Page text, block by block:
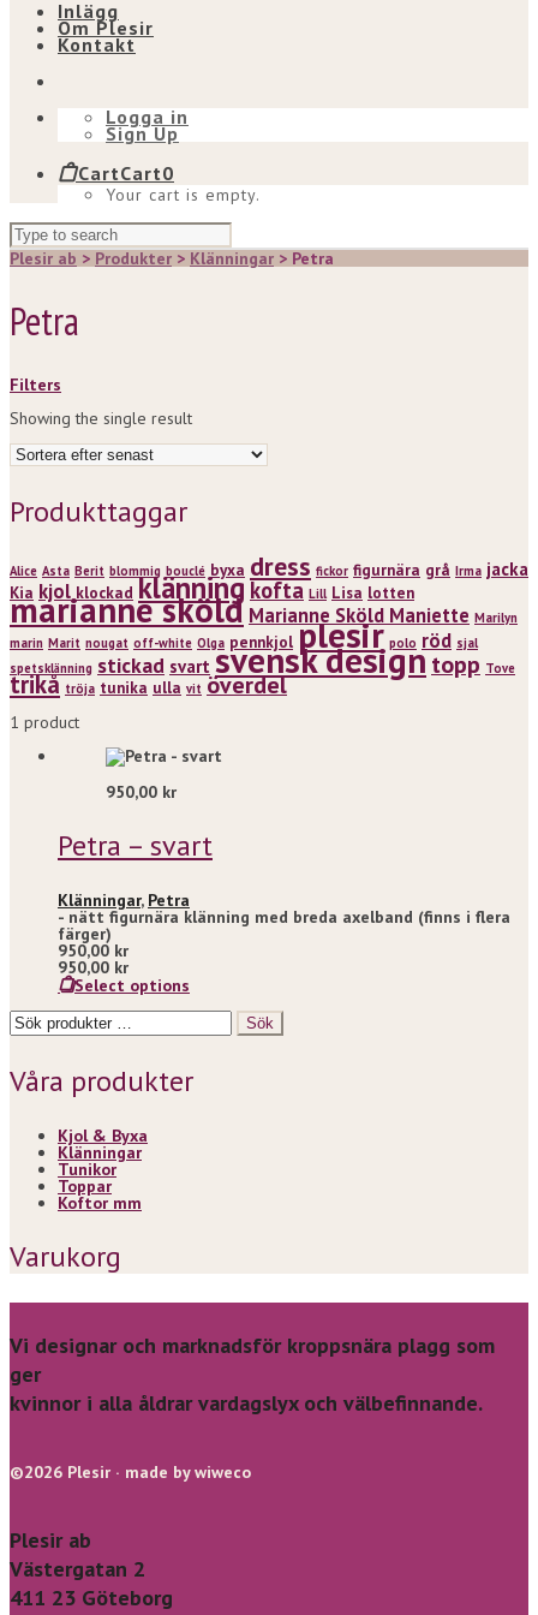
Inlägg
Om Plesir
Kontakt
Logga in
Sign Up
CartCart0
Your cart is empty.
Plesir ab > Produkter > Klänningar > Petra
Petra
Filters
Showing the single result
Produkttaggar
Alice Asta Berit blommig bouclé byxa dress fickor figurnära grå Irma jacka
Kia kjol klockad klänningkofta Lill Lisa lotten
marianne sköld Marianne Sköld Maniette Marilyn
marin Marit nougat off-white Olga pennkjol plesir polo röd sjal
spetsklänning stickad svart svensk design topp Tove
trikå tröja tunika ulla vit överdel
1 product
950,00 kr
Petra – svart
Klänningar, Petra
- nätt figurnära klänning med breda axelband (finns i flera
färger)
950,00 kr
950,00 kr
Select options
Sök
efter:
Sök
Våra produkter
Kjol & Byxa
Klänningar
Tunikor
Toppar
Koftor mm
Varukorg
Vi designar och marknadsför kroppsnära plagg som
ger
kvinnor i alla åldrar vardagslyx och välbefinnande.
©2026 Plesir · made by wiweco
Plesir ab
Västergatan 2
411 23 Göteborg